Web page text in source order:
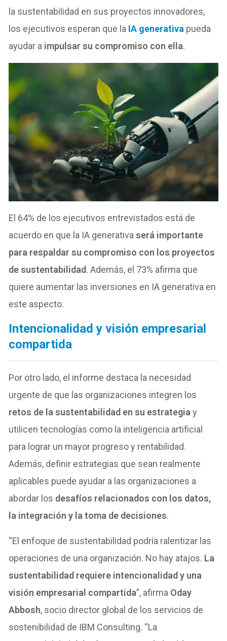
la sustentabilidad en sus proyectos innovadores,
los ejecutivos esperan que la IA generativa pueda
ayudar a impulsar su compromiso con ella.
El 64% de los ejecutivos entrevistados está de
acuerdo en que la IA generativaserá importante
para respaldar su compromiso con los proyectos
de sustentabilidad. Además, el 73% afirma que
quiere aumentar las inversiones en IA generativa en
este aspecto.
Intencionalidad y visión empresarial
compartida
Por otro lado, el informe destaca la necesidad
urgente de que las organizaciones integren los
retos de la sustentabilidad en su estrategiay
utilicen tecnologías como la inteligencia artificial
para lograr un mayor progreso y rentabilidad.
Además, definir estrategias que sean realmente
aplicables puede ayudar a las organizaciones a
abordar los desafíos relacionados con los datos,
la integración y la toma de decisiones.
“El enfoque de sustentabilidad podría ralentizar las
operaciones de una organización. No hay atajos. La
sustentabilidad requiere intencionalidad y una
visión empresarial compartida”, afirma Oday
Abbosh, socio director global de los servicios de
sostenibilidad de IBM Consulting. “La